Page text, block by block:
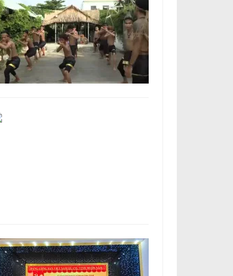
Video
Shorts video
Podcast
EMagazine
Hitech Công nghệ tương lai
Sản phẩm